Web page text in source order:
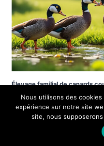
Élevage familial de canards
comportementales
Nous utilisons des
expérience sur notre site
site, nous